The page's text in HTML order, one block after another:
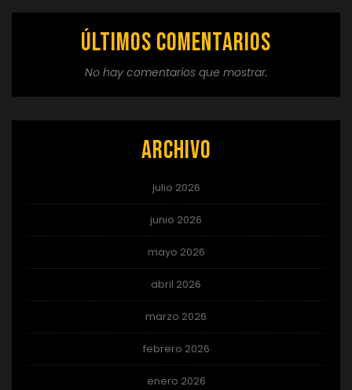
Últimos comentarios
No hay comentarios que mostrar.
Archivo
julio 2026
junio 2026
mayo 2026
abril 2026
marzo 2026
febrero 2026
enero 2026